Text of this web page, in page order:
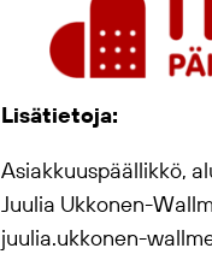
Lisätietoja:
Asiakkuuspäällikkö,
Juulia Ukkonen-
juulia.ukkonen-